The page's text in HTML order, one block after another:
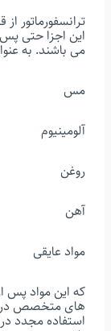
اﯾﻦ اﺟﺰا ﺣﺘﻰ ﭘﺲ
ﻣﻰ ﺑﺎﺷﻨﺪ. ﺑﻪ
ﻣﺲ
آﻟﻮﻣﯿﻨﯿﻮم
روﻏﻦ
آﻫﻦ
ﻣﻮاد ﻋﺎﯾﻘﻰ
ﮐﻪ اﯾﻦ ﻣﻮاد ﭘﺲ
ﻫﺎى ﻣﺘﺨﺼﺺ در
اﺳﺘﻔﺎده ﻣﺠﺪد